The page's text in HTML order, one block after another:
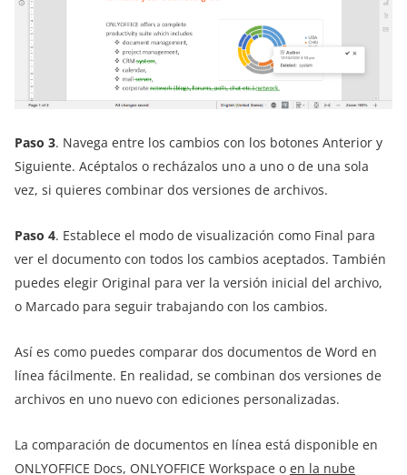
Paso 3. Navega entre los cambios con los botones Anterior y
Siguiente. Acéptalos o recházalos uno a uno o de una sola
vez, si quieres combinar dos versiones de archivos.
Paso 4. Establece el modo de visualización como Final para
ver el documento con todos los cambios aceptados. También
puedes elegir Original para ver la versión inicial del archivo,
o Marcado para seguir trabajando con los cambios.
Así es como puedes comparar dos documentos de Word en
línea fácilmente. En realidad, se combinan dos versiones de
archivos en uno nuevo con ediciones personalizadas.
La comparación de documentos en línea está disponible en
ONLYOFFICE Docs, ONLYOFFICE Workspace o en la nube